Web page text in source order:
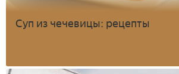
Суп из чечевицы: рецепты